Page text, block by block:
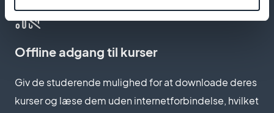
Offline adgang til kurser
Giv de studerende mulighed for at downloade deres
kurser og læse dem uden internetforbindelse, hvilket